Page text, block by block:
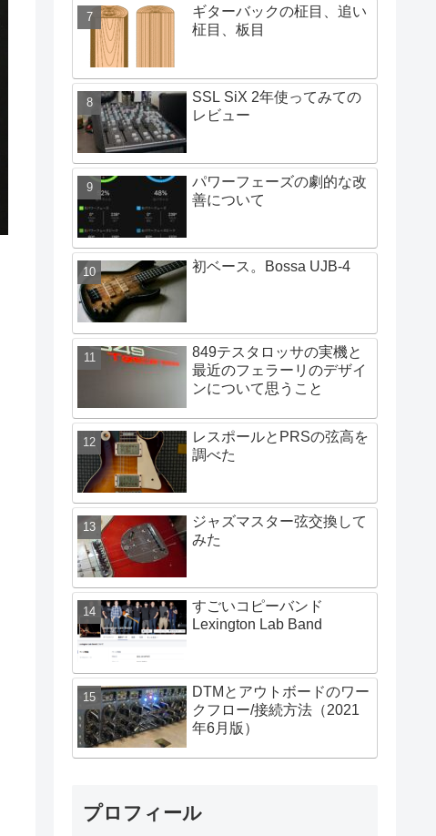
ギターバックの柾目、追い
柾目、板目
SSL SiX 2年使ってみての
レビュー
パワーフェーズの劇的な改
善について
初ベース。Bossa UJB-4
849テスタロッサの実機と
最近のフェラーリのデザイ
ンについて思うこと
レスポールとPRSの弦高を
調べた
ジャズマスター弦交換して
みた
すごいコピーバンド
Lexington Lab Band
DTMとアウトボードのワー
クフロー/接続方法（2021
年6月版）
プロフィール